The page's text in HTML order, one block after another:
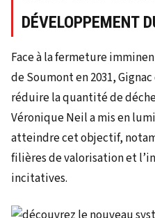
DÉVELOPPEMENT
Face à la fermeture
de Soumont en 2031,
réduire la quantité de
Véronique Neil a mis en
atteindre cet objectif,
filières de valorisation et
incitatives.